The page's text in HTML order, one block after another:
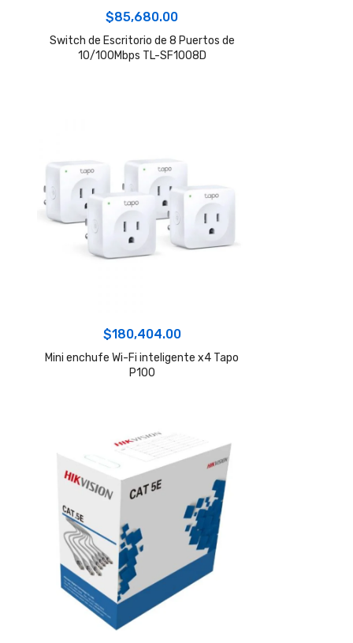
$85,680.00
Switch de Escritorio de 8 Puertos de
10/100Mbps TL-SF1008D
$180,404.00
Mini enchufe Wi-Fi inteligente x4 Tapo
P100